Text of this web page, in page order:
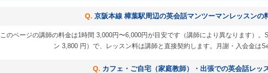
京阪本線 樟葉駅周辺の英会話マンツーマンレッスンの
このページの講師の料金は1時間 3,000円〜6,000円が目安です（講師により異なります）
ン 3,800 円）で、レッスン料は講師と直接契約します。月謝・入会金は
カフェ・ご自宅（家庭教師）・出張での英会話レッ